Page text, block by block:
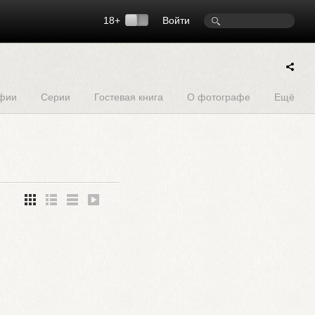
Войти
18+
Серии Гостевая книга О фотографе Ещё